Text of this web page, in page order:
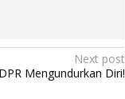
Next post
Mengundurkan Diri!